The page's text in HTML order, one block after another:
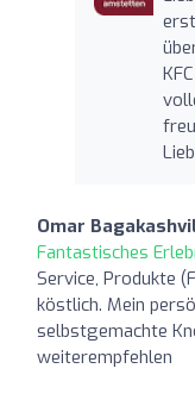
Omar
Fantastisches
Service, Produkte
köstlich. Mein
selbstgemachte
weiterempfehlen